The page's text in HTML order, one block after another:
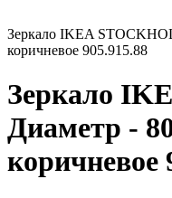
Зеркало IKEA
коричневое 905.915.88
Зеркало
Диаметр -
коричневое